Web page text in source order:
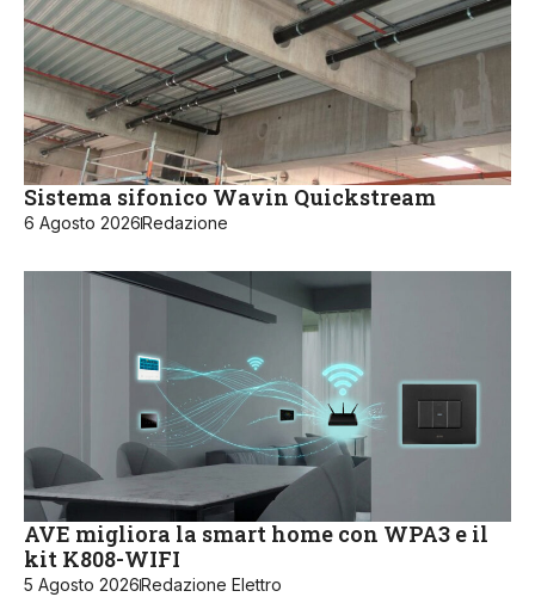
Sistema sifonico Wavin Quickstream
6 Agosto 2026Redazione
AVE migliora la smart home con WPA3 e il
kit K808-WIFI
5 Agosto 2026Redazione Elettro